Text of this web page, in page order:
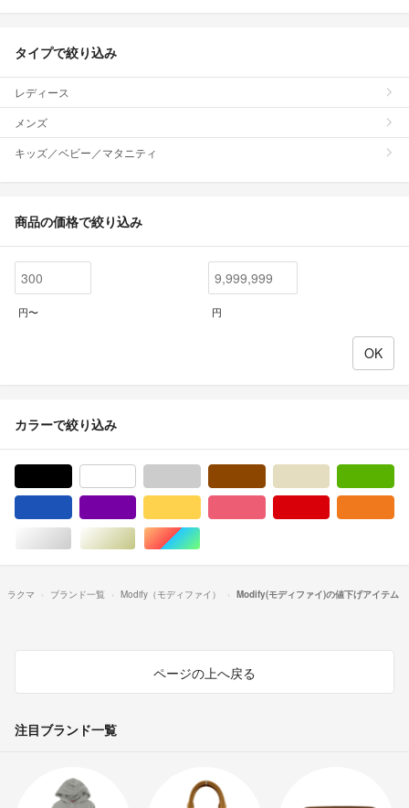
タイプで絞り込み
レディース
メンズ
キッズ／ベビー／マタニティ
商品の価格で絞り込み
円〜 円
カラーで絞り込み
シルバー/銀色系ゴールド/金色系マルチカラー
ラクマ ブランド一覧 Modify（モディファイ） Modify(モディファイ)の値下げアイテム
ページの上へ戻る
注目ブランド一覧